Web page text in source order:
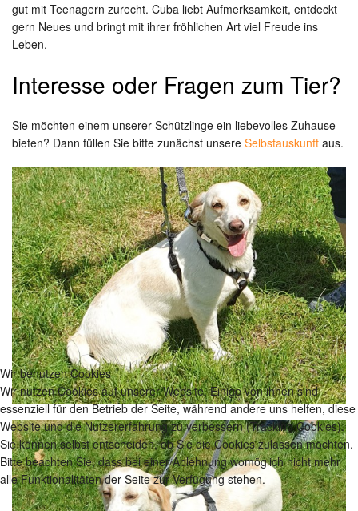
gut mit Teenagern zurecht. Cuba liebt Aufmerksamkeit, entdeckt
gern Neues und bringt mit ihrer fröhlichen Art viel Freude ins
Leben.
Interesse oder Fragen zum Tier?
Sie möchten einem unserer Schützlinge ein liebevolles Zuhause
bieten? Dann füllen Sie bitte zunächst unsere Selbstauskunft aus.
Wir benutzen Cookies
Wir nutzen Cookies auf unserer Website. Einige von ihnen sind
essenziell für den Betrieb der Seite, während andere uns helfen, diese
Website und die Nutzererfahrung zu verbessern (Tracking Cookies).
Sie können selbst entscheiden, ob Sie die Cookies zulassen möchten.
Bitte beachten Sie, dass bei einer Ablehnung womöglich nicht mehr
alle Funktionalitäten der Seite zur Verfügung stehen.